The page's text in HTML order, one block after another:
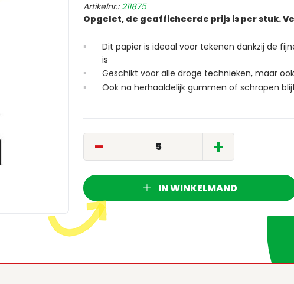
Artikelnr.:211875
Opgelet, de geafficheerde prijs is per stuk.
Dit papier is ideaal voor tekenen dankzij de
is
Geschikt voor alle droge technieken, maar
Ook na herhaaldelijk gummen of schrapen
- +
IN WINKELMAND